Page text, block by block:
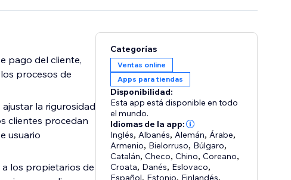
pago del cliente,
procesos de
la rigurosidad
clientes procedan
usuario
a los propietarios de
Categorías
Ventas online
Apps para tiendas
Disponibilidad:
Esta app está disponible en todo
el mundo.
Idiomas de la app:
Inglés, Albanés, Alemán, Árabe,
Armenio, Bielorruso, Búlgaro,
Catalán,Checo,Chino,Coreano,
Croata, Danés, Eslovaco,
Español, Estonio, Finlandés,